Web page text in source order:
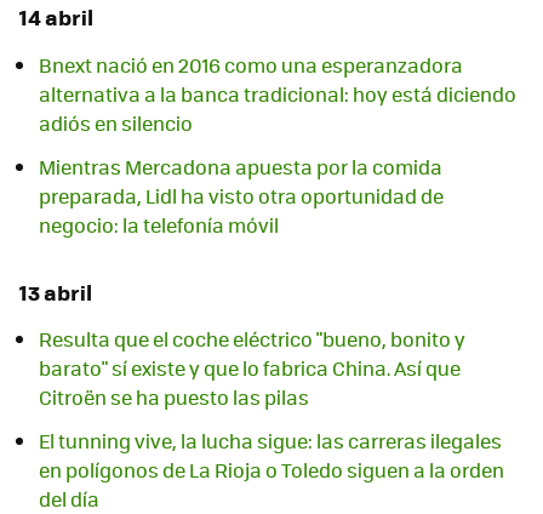
14 abril
Bnext nació en 2016 como una esperanzadora
alternativa a la banca tradicional: hoy está diciendo
adiós en silencio
Mientras Mercadona apuesta por la comida
preparada, Lidl ha visto otra oportunidad de
negocio: la telefonía móvil
13 abril
Resulta que el coche eléctrico "bueno, bonito y
barato" sí existe y que lo fabrica China. Así que
Citroën se ha puesto las pilas
El tunning vive, la lucha sigue: las carreras ilegales
en polígonos de La Rioja o Toledo siguen a la orden
del día